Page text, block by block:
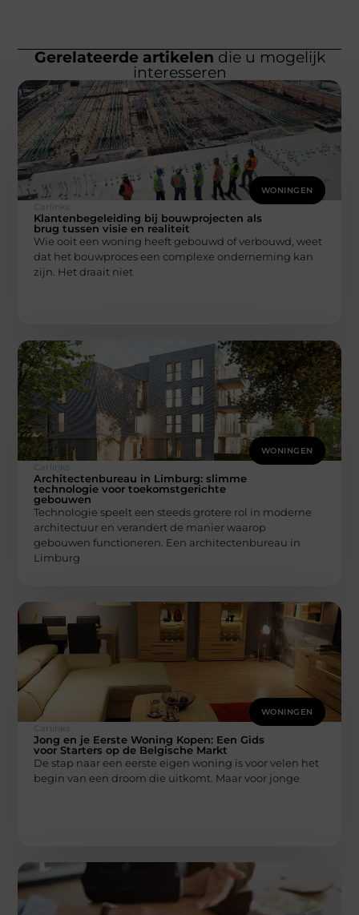
Gerelateerde artikelen die u mogelijk
interesseren
WONINGEN
Carlinks
Klantenbegeleiding bij bouwprojecten als
brug tussen visie en realiteit
Wie ooit een woning heeft gebouwd of verbouwd, weet
dat het bouwproces een complexe onderneming kan
zijn. Het draait niet
WONINGEN
Carlinks
Architectenbureau in Limburg: slimme
technologie voor toekomstgerichte
gebouwen
Technologie speelt een steeds grotere rol in moderne
architectuur en verandert de manier waarop
gebouwen functioneren. Een architectenbureau in
Limburg
WONINGEN
Carlinks
Jong en je Eerste Woning Kopen: Een Gids
voor Starters op de Belgische Markt
De stap naar een eerste eigen woning is voor velen het
begin van een droom die uitkomt. Maar voor jonge